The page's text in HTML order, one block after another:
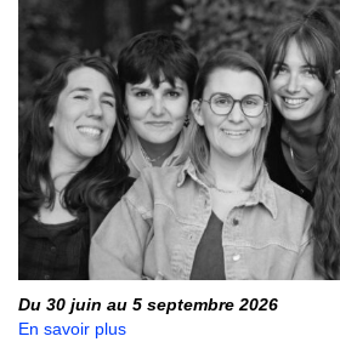
Du 30 juin au 5 septembre 2026
En savoir plus